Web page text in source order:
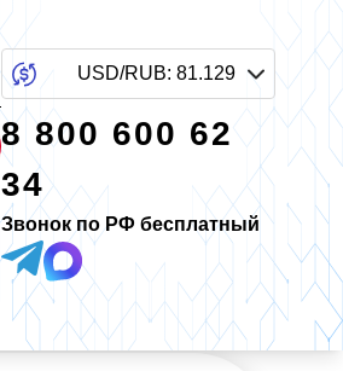
USD/RUB: 81.129
8 800 600 62
34
Звонок по РФ бесплатный